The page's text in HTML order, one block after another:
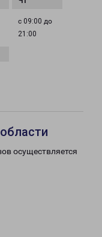
с 09:00 до
21:00
осуществляется